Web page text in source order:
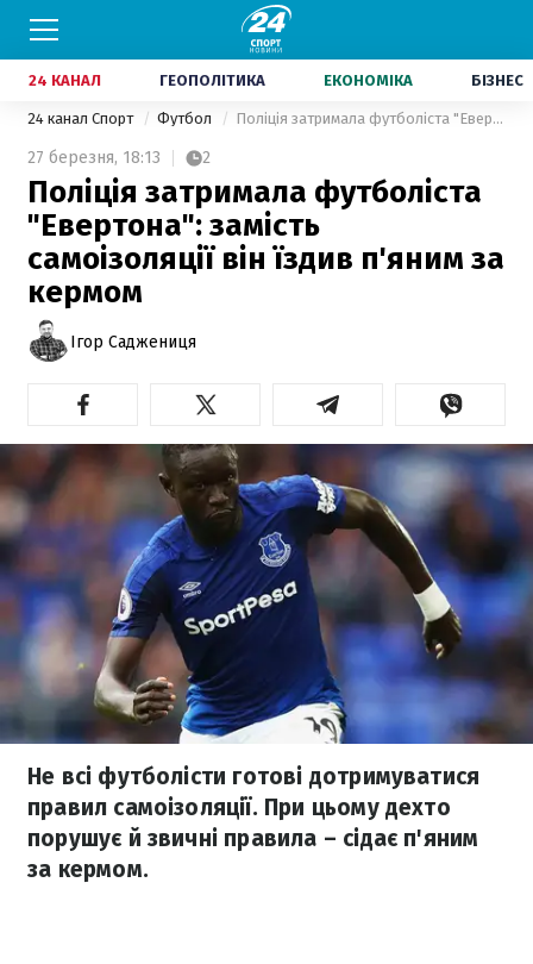
24 КАНАЛ ГЕОПОЛІТИКА ЕКОНОМІКА БІЗНЕС
24 канал Спорт Футбол Поліція затримала футболіста "Евертона": замість самоізоляції він їздив п'яним за кермом
27 березня, 18:13 2
Поліція затримала футболіста
"Евертона": замість
самоізоляції він їздив п'яним за
кермом
Ігор Саджениця
Не всі футболісти готові дотримуватися
правил самоізоляції. При цьому дехто
порушує й звичні правила – сідає п'яним
за кермом.